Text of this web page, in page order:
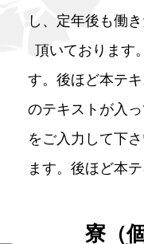
し、定年後も働
頂いております
す。後ほど本テ
のテキストが入
をご入力して下
ます。後ほど本
寮（